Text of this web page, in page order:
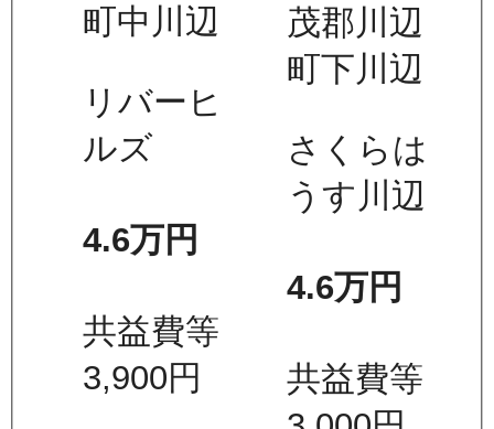
町中川辺
リバーヒ
ルズ
4.6万円
共益費等
3,900円
茂郡川辺
町下川辺
さくらは
うす川辺
4.6万円
共益費等